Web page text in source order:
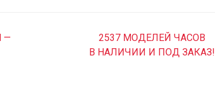
—
2537 МОДЕЛЕЙ ЧАСОВ
В НАЛИЧИИ И ПОД ЗАКАЗ!